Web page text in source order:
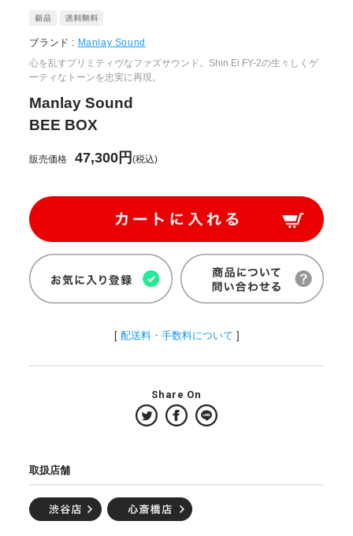
ブランド : Manlay Sound
心を乱すプリミティヴなファズサウンド。Shin Ei FY-2の生々しくゲ
ーティなトーンを忠実に再現。
Manlay Sound
BEE BOX
販売価格 47,300円(税込)
[ 配送料・手数料について ]
Share On
取扱店舗